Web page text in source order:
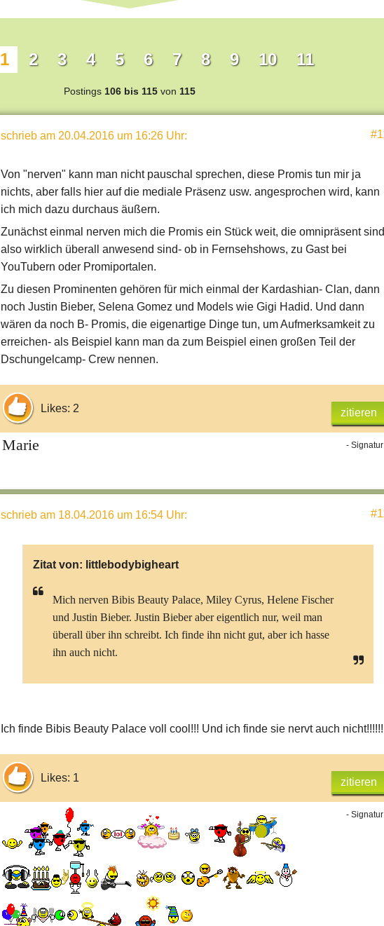
1 2 3 4 5 6 7 8 9 10 11
Postings 106 bis 115 von 115
schrieb am 20.04.2016 um 16:26 Uhr:
Von "nerven" kann man nicht pauschal sprechen, diese Promis tun mir ja
nichts, aber falls hier auf die mediale Präsenz usw. angesprochen wird, kann
ich mich dazu durchaus äußern.
Zunächst einmal nerven mich die Promis ein Stück weit, die omnipräsent
also wirklich überall anwesend sind- ob in Fernsehshows, zu Gast bei
YouTubern oder Promiportalen.
Zu diesen Prominenten gehören für mich einmal der Kardashian- Clan, dann
noch Justin Bieber, Selena Gomez und Models wie Gigi Hadid. Und dann
wären da noch B- Promis, die eigenartige Dinge tun, um Aufmerksamkeit zu
erreichen- als Beispiel kann man da zum Beispiel einen großen Teil der
Dschungelcamp- Crew nennen.
Likes: 2 zitieren
-
Marie
schrieb am 18.04.2016 um 16:54 Uhr:
Zitat von: littlebodybigheart
Mich nerven Bibis Beauty Palace, Miley Cyrus, Helene Fischer
und Justin Bieber. Justin Bieber aber eigentlich nur, weil man
überall über ihn schreibt. Ich finde ihn nicht gut, aber ich hasse
ihn auch nicht.
Ich finde Bibis Beauty Palace voll cool!!! Und ich finde sie nervt auch
Likes: 1 zitieren
-